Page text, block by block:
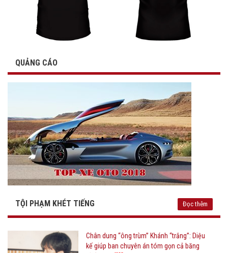
QUẢNG CÁO
TỘI PHẠM KHÉT TIẾNG Đọc thêm
Chân dung “ông trùm” Khánh “trắng”: Diệu
kế giúp ban chuyên án tóm gọn cả băng